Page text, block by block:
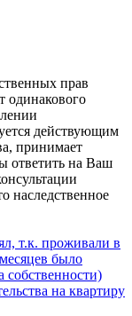
прав
одинакового
действующим
принимает
ответить на Ваш
наследственное
т.к. проживали в
было
собственности)
на квартиру